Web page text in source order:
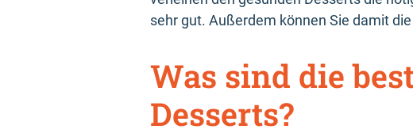
sehr gut. Außerdem können Sie damit
Was sind die
Desserts?